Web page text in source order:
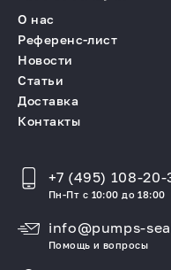
О нас
Референс-лист
Новости
Статьи
Доставка
Контакты
+7 (495) 108-20-
Пн-Пт с 10:00 до 18:00
info@pumps-
Помощь и вопросы